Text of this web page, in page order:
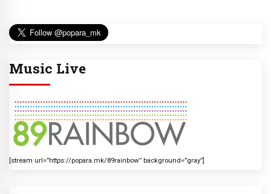
Music Live
[stream url=”https://popara.mk/89rainbow” background=”gray”]